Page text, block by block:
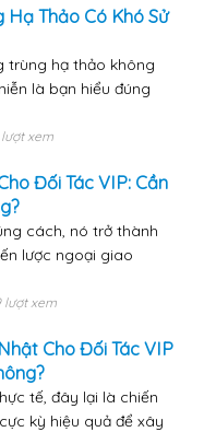
Hạ Thảo Có Khó Sử
trùng hạ thảo không
là bạn hiểu đúng
lượt xem
Đối Tác VIP: Cần
cách, nó trở thành
lược ngoại giao
lượt xem
Cho Đối Tác VIP
tế, đây lại là chiến
kỳ hiệu quả để xây